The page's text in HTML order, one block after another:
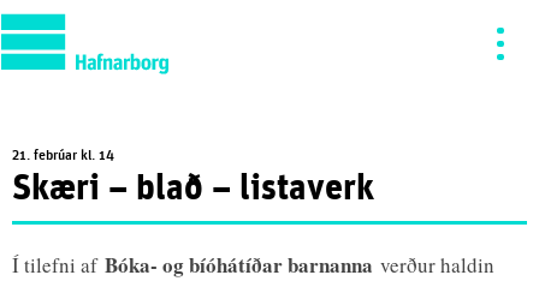
21. febrúar kl. 14
Skæri – blað – listaverk
Í tilefni af Bóka- og bíóhátíðar barnanna verður haldin